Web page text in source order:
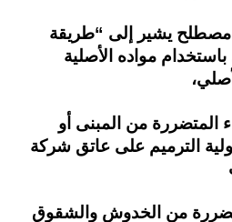
يشير إلى “طريقة
باستخدام مواده الأصلية
المتضررة من المبنى أو
الترميم على عاتق شركة
من الخدوشوالشقوق